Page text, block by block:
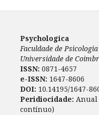
Psychologica
Faculdade de
Universidade de
ISSN: 0871-4657
e-ISSN: 1647-8606
DOI: 10.14195/1647-
Peridiocidade: Anual
contínuo)